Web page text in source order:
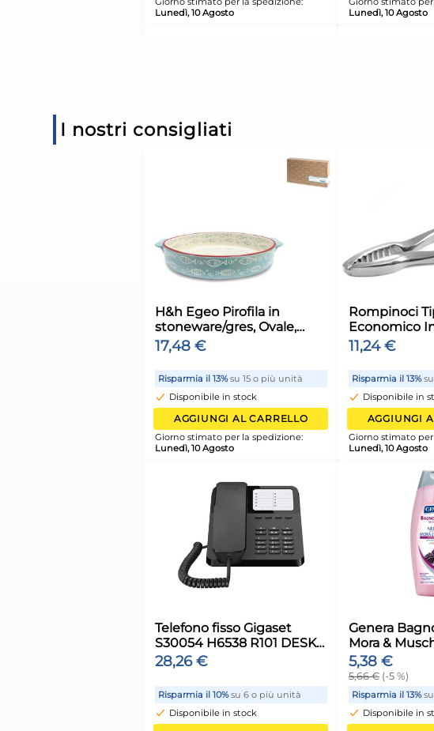
polipropilene colore lilla lt.
3,48 €
Giorno stimato per la spedizione:
H&H Mixing bowl in acciaio
inox con coperchio in
polipropilene colore grigio
lt. 6
12,81 €
Risparmia il 13%
su 15 o più unità
AGGIUNGI AL CARRELLO
Giorno stimato per la spedizione:
Lunedì, 10 Agosto
I nostri consigliati